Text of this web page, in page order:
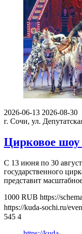
2026-06-13 2026-08-30
г. Сочи, ул.
Цирковое шоу
С 13 июня по 30
государственного
представит
1000 RUB https://
https://kuda-sochi.ru/
545 4